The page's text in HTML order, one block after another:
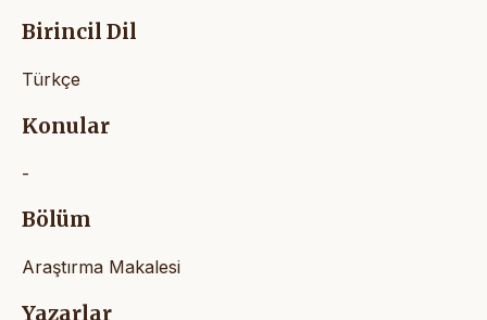
Birincil Dil
Türkçe
Konular
-
Bölüm
Araştırma Makalesi
Yazarlar